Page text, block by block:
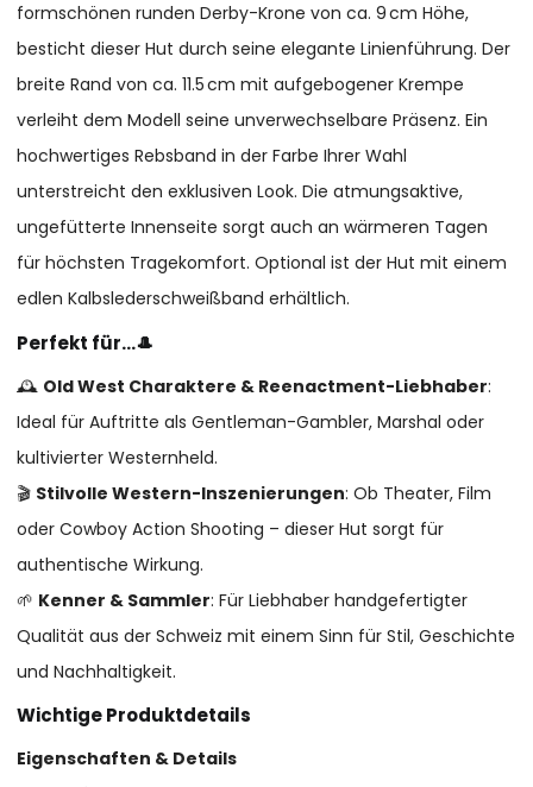
formschönen runden Derby-Krone von ca. 9 cm Höhe,
besticht dieser Hut durch seine elegante Linienführung. Der
breite Rand von ca. 11.5 cm mit aufgebogener Krempe
verleiht dem Modell seine unverwechselbare Präsenz. Ein
hochwertiges Rebsband in der Farbe Ihrer Wahl
unterstreicht den exklusiven Look. Die atmungsaktive,
ungefütterte Innenseite sorgt auch an wärmeren Tagen
für höchsten Tragekomfort. Optional ist der Hut mit einem
edlen Kalbslederschweißband erhältlich.
Perfekt für…🎩
🕰 Old West Charaktere & Reenactment-Liebhaber:
Ideal für Auftritte als Gentleman-Gambler, Marshal oder
kultivierter Westernheld.
🎬 Stilvolle Western-Inszenierungen: Ob Theater, Film
oder Cowboy Action Shooting – dieser Hut sorgt für
authentische Wirkung.
🌱 Kenner & Sammler: Für Liebhaber handgefertigter
Qualität aus der Schweiz mit einem Sinn für Stil, Geschichte
und Nachhaltigkeit.
Wichtige Produktdetails
Eigenschaften & Details